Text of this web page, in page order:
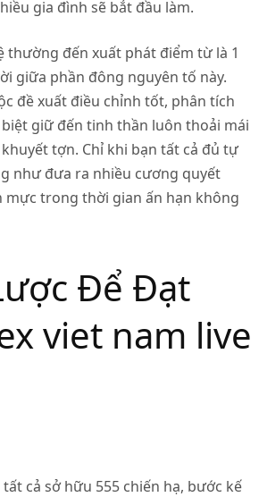
gia đình sẽ bắt đầu làm.
thường đến xuất phát điểm từ là 1
giữa phần đông nguyên tố này.
đề xuất điều chỉnh tốt, phân tích
giữ đến tinh thần luôn thoải mái
tợn. Chỉ khi bạn tất cả đủ tự
như đưa ra nhiều cương quyết
mực trong thời gian ấn hạn không
Để Đạt
viet nam live
cả sở hữu 555 chiến hạ, bước kế